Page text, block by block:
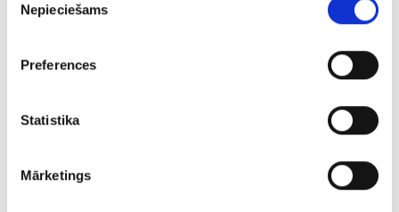
izvēle
Nepieciešams
Preferences
Statistika
Mārketings